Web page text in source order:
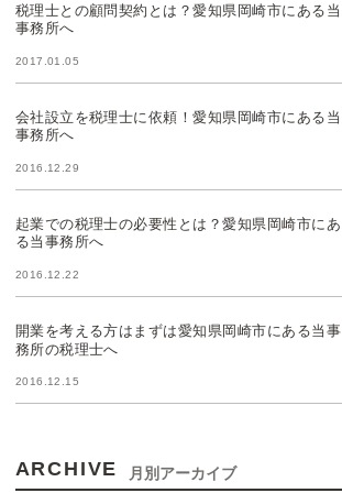
税理士との顧問契約とは？愛知県岡崎市にある当
事務所へ
2017.01.05
会社設立を税理士に依頼！愛知県岡崎市にある当
事務所へ
2016.12.29
起業での税理士の必要性とは？愛知県岡崎市にあ
る当事務所へ
2016.12.22
開業を考える方はまずは愛知県岡崎市にある当事
務所の税理士へ
2016.12.15
ARCHIVE 月別アーカイブ